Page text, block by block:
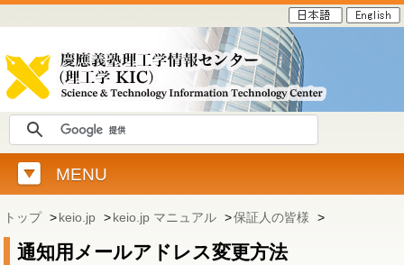
MENU
トップ >keio.jp >keio.jp マニュアル >保証人の皆様 >
通知用メールアドレス変更方法